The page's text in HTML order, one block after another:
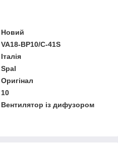
Новий
VA18-BP10/C-41S
Італія
Spal
Оригінал
10
Вентилятор із дифузором